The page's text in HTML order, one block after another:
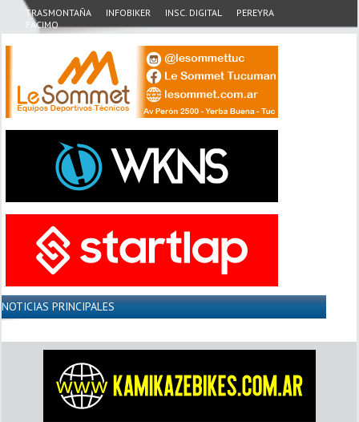
TRASMONTAÑA INFOBIKER INSC. DIGITAL
PEREYRA
FACIMO
NOTICIAS PRINCIPALES